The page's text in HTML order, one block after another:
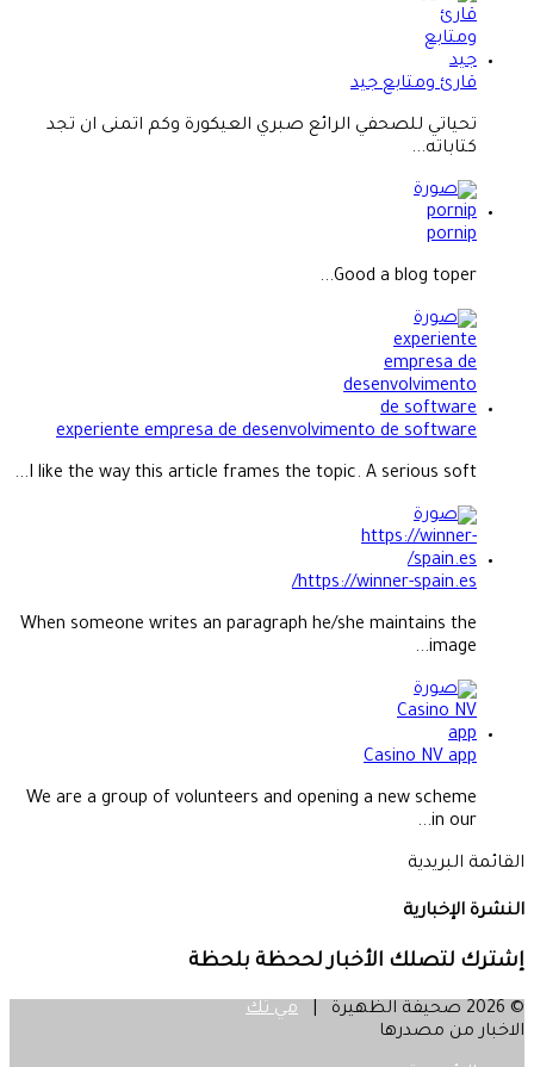
قارئ ومتابع جيد
تحياتي للصحفي الرائع صبري العيكورة وكم اتمنى ان تجد
كتاباته...
pornip
Good a blog toper...
experiente empresa de desenvolvimento de software
I like the way this article frames the topic. A serious soft...
https://winner-spain.es/
When someone writes an paragraph he/she maintains the
image...
Casino NV app
We are a group of volunteers and opening a new scheme
in our...
القائمة البريدية
النشرة الإخبارية
إشترك لتصلك الأخبار لححظة بلحظة
© 2026 صحيفة الظهيرة |
مي تك
الاخبار من مصدرها